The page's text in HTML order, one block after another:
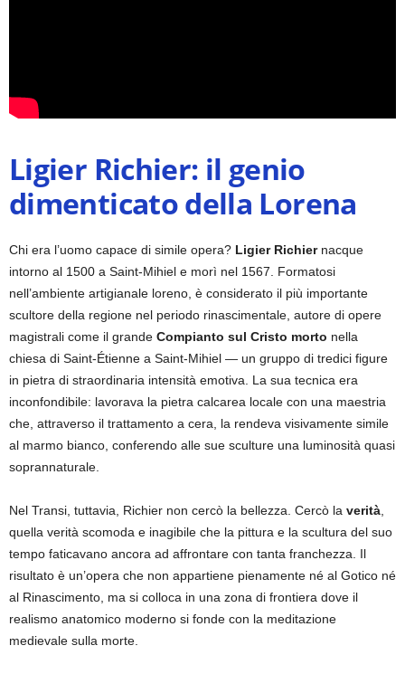
Ligier Richier: il genio
dimenticato della Lorena
Chi era l’uomo capace di simile opera? Ligier Richiernacque
intorno al 1500 a Saint-Mihiel e morì nel 1567. Formatosi
nell’ambiente artigianale loreno, è considerato il più importante
scultore della regione nel periodo rinascimentale, autore di opere
magistrali come il grande Compianto sul Cristo morto nella
chiesa di Saint-Étienne a Saint-Mihiel — un gruppo di tredici figure
in pietra di straordinaria intensità emotiva. La sua tecnica era
inconfondibile: lavorava la pietra calcarea locale con una maestria
che, attraverso il trattamento a cera, la rendeva visivamente simile
al marmo bianco, conferendo alle sue sculture una luminosità quasi
soprannaturale.
Nel Transi, tuttavia, Richier non cercò la bellezza. Cercò la verità
quella verità scomoda e inagibile che la pittura e la scultura del suo
tempo faticavano ancora ad affrontare con tanta franchezza. Il
risultato è un’opera che non appartiene pienamente né al Gotico né
al Rinascimento, ma si colloca in una zona di frontiera dove il
realismo anatomico moderno si fonde con la meditazione
medievale sulla morte.